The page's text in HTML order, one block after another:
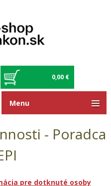
0,00 €
- Poradca
pre dotknuté osoby
Menu